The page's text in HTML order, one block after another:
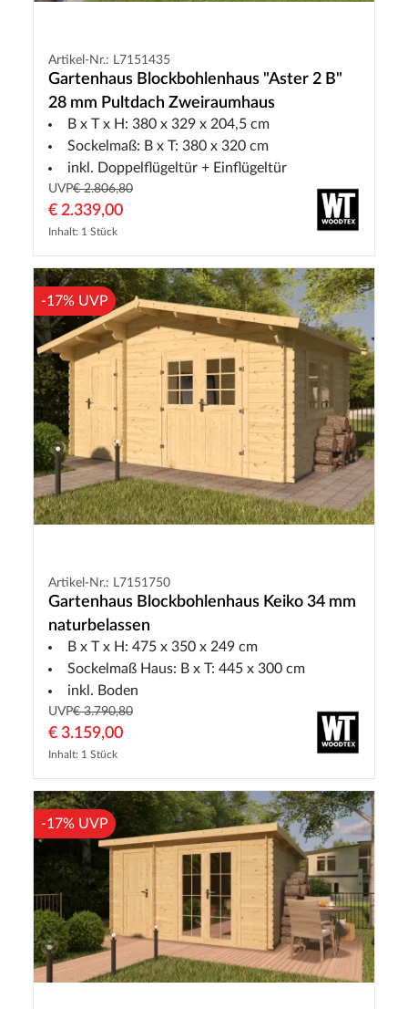
Artikel-Nr.: L7151435
Gartenhaus Blockbohlenhaus "Aster 2 B"
28 mm Pultdach Zweiraumhaus
B x T x H: 380 x 329 x 204,5 cm
Sockelmaß: B x T: 380 x 320 cm
inkl. Doppelflügeltür + Einflügeltür
UVP€ 2.806,80
€ 2.339,00
Inhalt: 1 Stück
-17% UVP
Artikel-Nr.: L7151750
Gartenhaus Blockbohlenhaus Keiko 34 mm
naturbelassen
B x T x H: 475 x 350 x 249 cm
Sockelmaß Haus: B x T: 445 x 300 cm
inkl. Boden
UVP€ 3.790,80
€ 3.159,00
Inhalt: 1 Stück
-17% UVP